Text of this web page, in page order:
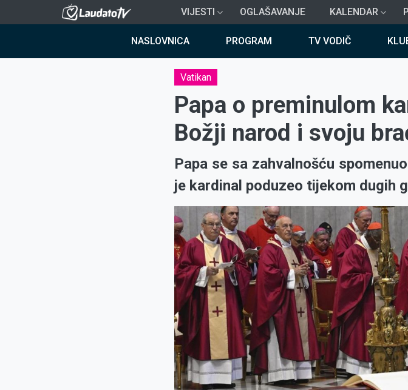
na
VIJESTI OGLAŠAVANJE KALENDAR
NASLOVNICA PROGRAM TV VODIČ
Vatikan
Papa o preminulom
Božji narod i svoju
Papa se sa zahvalnošću
je kardinal poduzeo tijekom dugih